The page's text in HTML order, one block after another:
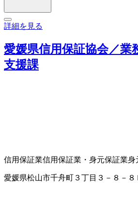
詳細を見る
愛媛県信用保証協会／業
支援課
信用保証業信用保証業・身元保証業身
愛媛県松山市千舟町３丁目３－８－８